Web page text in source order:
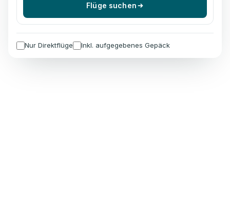
Flüge suchen
Nur Direktflüge Inkl. aufgegebenes Gepäck